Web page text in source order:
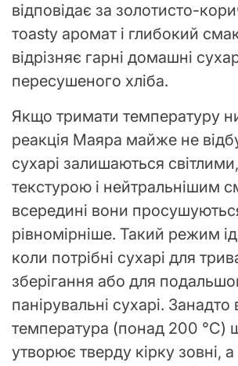
відповідає за золотисто-
тоasty аромат і глибокий
відрізняє гарні домашні
пересушеного хліба.
Якщо тримати температуру
реакція Маяра майже не
сухарі залишаються
текстурою і нейтральнішим
всередині вони
рівномірніше. Такий режим
коли потрібні сухарі для
зберігання або для
панірувальні сухарі. Занадто
температура (понад 200 °C)
утворює тверду кірку зовні,